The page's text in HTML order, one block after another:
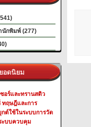
นักพิมพ์ (277)
อดนิยม
ซอร์และทรานสดิว
ทฤษฎีและการ
กต์ใช้ในระบบการวัด
ะบบควบคุม